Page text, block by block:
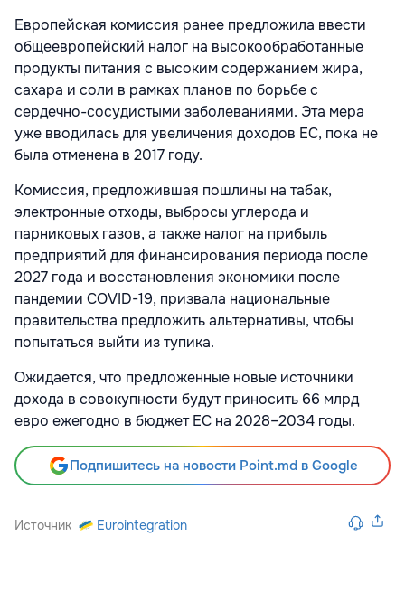
Европейская комиссия ранее предложила ввести
общеевропейский налог на высокообработанные
продукты питания с высоким содержанием жира,
сахара и соли в рамках планов по борьбе с
сердечно-сосудистыми заболеваниями. Эта мера
уже вводилась для увеличения доходов ЕС, пока не
была отменена в 2017 году.
Комиссия, предложившая пошлины на табак,
электронные отходы, выбросы углерода и
парниковых газов, а также налог на прибыль
предприятий для финансирования периода после
2027 года и восстановления экономики после
пандемии COVID-19, призвала национальные
правительства предложить альтернативы, чтобы
попытаться выйти из тупика.
Ожидается, что предложенные новые источники
дохода в совокупности будут приносить 66 млрд
евро ежегодно в бюджет ЕС на 2028–2034 годы.
Подпишитесь на новости Point.md в Google
Источник Eurointegration